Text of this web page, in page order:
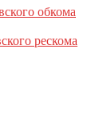
обкома
рескома